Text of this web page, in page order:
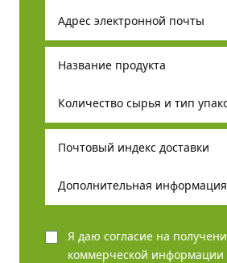
Я даю согласие на
коммерческой информации